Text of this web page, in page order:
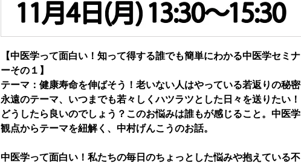
【中医学って面白い！知って得する誰でも簡単にわかる中医学セミナ
ーその１】
テーマ：健康寿命を伸ばそう！老いない人はやっている若返りの秘密
永遠のテーマ、いつまでも若々しくハツラツとした日々を送りたい！
どうしたら良いのでしょう？このお悩みは誰もが感じること。中医学
観点からテーマを紐解く、中村げんこうのお話。
中医学って面白い！私たちの毎日のちょっとした悩みや抱えている不